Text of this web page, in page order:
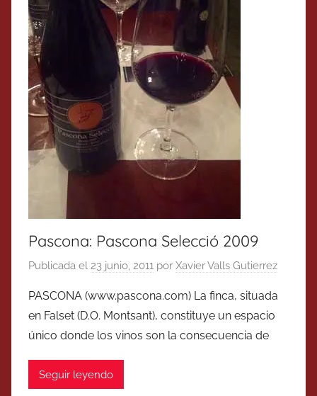
Pascona: Pascona Selecció 2009
Publicada el 23 junio, 2011 por Xavier Valls Gutierrez
PASCONA (www.pascona.com) La finca, situada
en Falset (D.O. Montsant), constituye un espacio
único donde los vinos son la consecuencia de
Seguir leyendo